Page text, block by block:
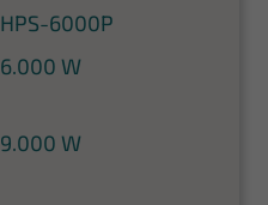
HPS-6000P
6.000 W
9.000 W